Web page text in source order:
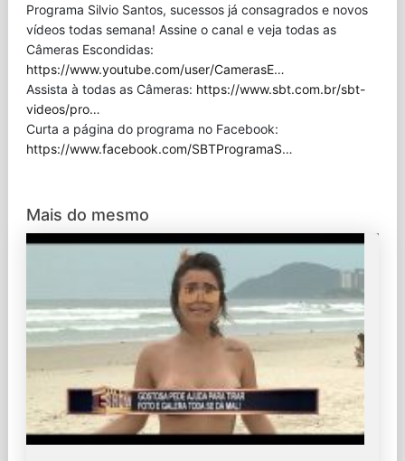
Programa Silvio Santos, sucessos já consagrados e novos
vídeos todas semana! Assine o canal e veja todas as
Câmeras Escondidas:
https://www.youtube.com/user/CamerasE…
Assista à todas as Câmeras: https://www.sbt.com.br/sbt-
videos/pro…
Curta a página do programa no Facebook:
https://www.facebook.com/SBTProgramaS…
Mais do mesmo